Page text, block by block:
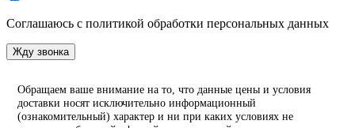
Соглашаюсь с политикой обработки персональных данных
Жду звонка
Обращаем ваше внимание на то, что данные цены и условия
доставки носят исключительно информационный
(ознакомительный) характер и ни при каких условиях не